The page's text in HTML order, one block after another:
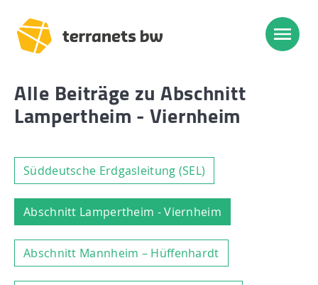
Alle Beiträge zu Abschnitt
Lampertheim - Viernheim
Süddeutsche Erdgasleitung (SEL)
Abschnitt Lampertheim - Viernheim
Abschnitt Mannheim – Hüffenhardt